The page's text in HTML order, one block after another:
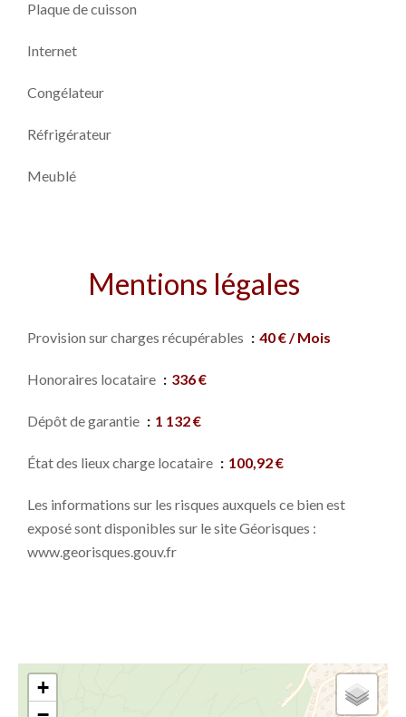
Plaque de cuisson
Internet
Congélateur
Réfrigérateur
Meublé
Mentions légales
Provision sur charges récupérables 40 € / Mois
Honoraires locataire 336 €
Dépôt de garantie 1 132 €
État des lieux charge locataire 100,92 €
Les informations sur les risques auxquels ce bien est
exposé sont disponibles sur le site Géorisques :
www.georisques.gouv.fr
+